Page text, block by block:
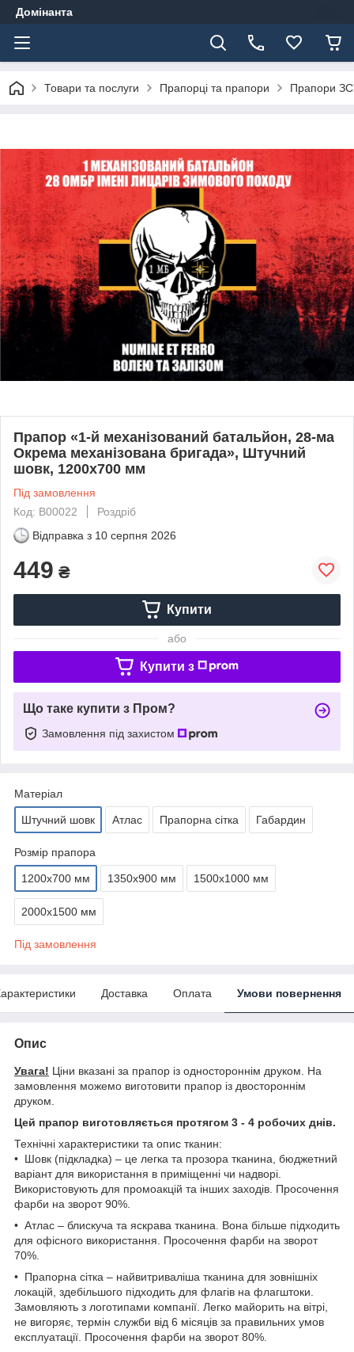
Домінанта
Товари та послуги Прапорці та прапори Прапори
Прапор «1-й механізований батальйон, 28-ма
Окрема механізована бригада», Штучний
шовк, 1200х700 мм
Під замовлення
Код: В00022
Роздріб
Відправка з 10 серпня 2026
449 ₴
Купити
або
Купити з
Що таке купити з Пром?
Замовлення під захистом
Матеріал
Штучний шовк Атлас Прапорна сітка Габардин
Розмір прапора
1200х700 мм 1350х900 мм 1500х1000 мм
2000х1500 мм
Під замовлення
Доставка Оплата Умови повернення
Опис
Увага! Ціни вказані за прапор із одностороннім друком. На
замовлення можемо виготовити прапор із двостороннім
друком.
Цей прапор виготовляється протягом 3 - 4 робочих днів.
Технічні характеристики та опис тканин:
• Шовк (підкладка) – це легка та прозора тканина, бюджетний
варіант для використання в приміщенні чи надворі.
Використовують для промоакцій та інших заходів. Просочення
фарби на зворот 90%.
• Атлас – блискуча та яскрава тканина. Вона більше підходить
для офісного використання. Просочення фарби на зворот
70%.
• Прапорна сітка – найвитриваліша тканина для зовнішніх
локацій, здебільшого підходить для флагів на флагштоки.
Замовляють з логотипами компанії. Легко майорить на вітрі,
не вигоряє, термін служби від 6 місяців за правильних умов
експлуатації. Просочення фарби на зворот 80%.